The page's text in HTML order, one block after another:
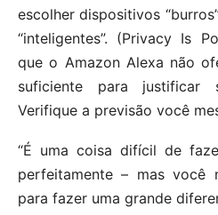
escolher dispositivos
“inteligentes”. (Privacy Is
que o Amazon Alexa não
suficiente para justificar
Verifique a previsão você
“É uma coisa difícil de
perfeitamente – mas você
para fazer uma grande